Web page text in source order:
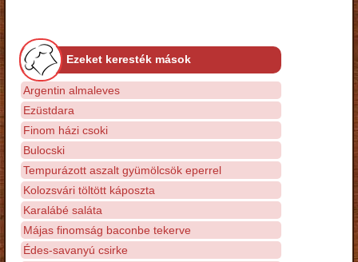
Ezeket keresték mások
Argentin almaleves
Ezüstdara
Finom házi csoki
Bulocski
Tempurázott aszalt gyümölcsök eperrel
Kolozsvári töltött káposzta
Karalábé saláta
Májas finomság baconbe tekerve
Édes-savanyú csirke